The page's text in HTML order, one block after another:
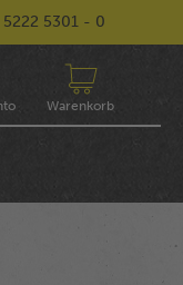
5301 - 0
Warenkorb